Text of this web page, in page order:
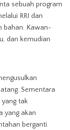
sebuah program
RRI dan
bahan. Kawan-
dan kemudian
Sementara
tak
yang akan
berganti.